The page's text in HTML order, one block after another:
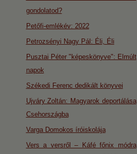
gondolatod?
Petőfi-emlékév: 2022
Petrozsényi Nagy Pál: Éli, Éli
Pusztai Péter "képeskönyve": Elmúlt
napok
Székedi Ferenc dedikált könyvei
Ujváry Zoltán: Magyarok deportálása
Csehországba
Varga Domokos íróiskolája
Vers a versről – Káfé főnix módra